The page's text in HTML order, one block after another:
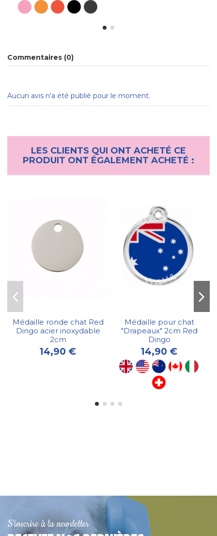
Collier pour chien sport
Commentaires (0)
Aucun avis n'a été publié pour le moment.
LES CLIENTS QUI ONT ACHETÉ CE
PRODUIT ONT ÉGALEMENT ACHETÉ :
Médaille ronde chat Red
Dingo acier inoxydable
2cm
14,90 €
Médaille pour chat
"Drapeaux" 2cm Red
Dingo
14,90 €
S'inscrire à la newsletter